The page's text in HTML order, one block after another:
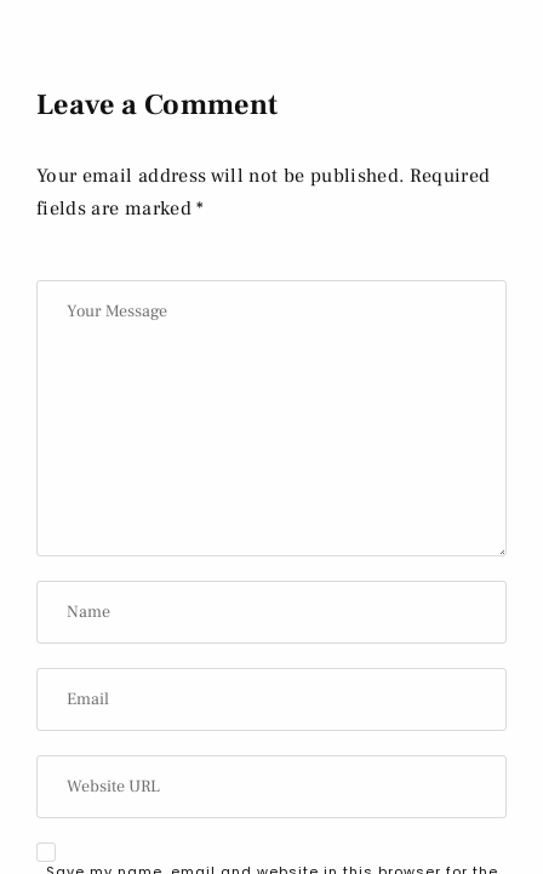
Leave a Comment
Your email address will not be published. Required
fields are marked *